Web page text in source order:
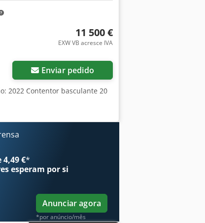
11 500 €
EXW VB acresce IVA
Enviar pedido
2022 Contentor basculante 20
€*
esperam por si
Anunciar agora
*por anúncio/mês